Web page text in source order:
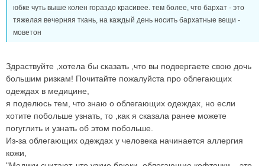
юбке чуть выше колен гораздо красивее. тем более, что бархат - это
тяжелая вечерняя ткань, на каждый день носить бархатные вещи -
моветон
Здраствуйте ,хотела бы сказать ,что вы подвергаете свою дочь
большим ризкам! Почитайте пожалуйста про облегающих
одеждах в медицине,
я поделюсь тем, что знаю о облегающих одеждах, но если
хотите побольше узнать, то ,как я сказала ранее можете
погуглить и узнать об этом побольше.
Из-за облегающих одеждах у человека начинается аллергия
кожи,